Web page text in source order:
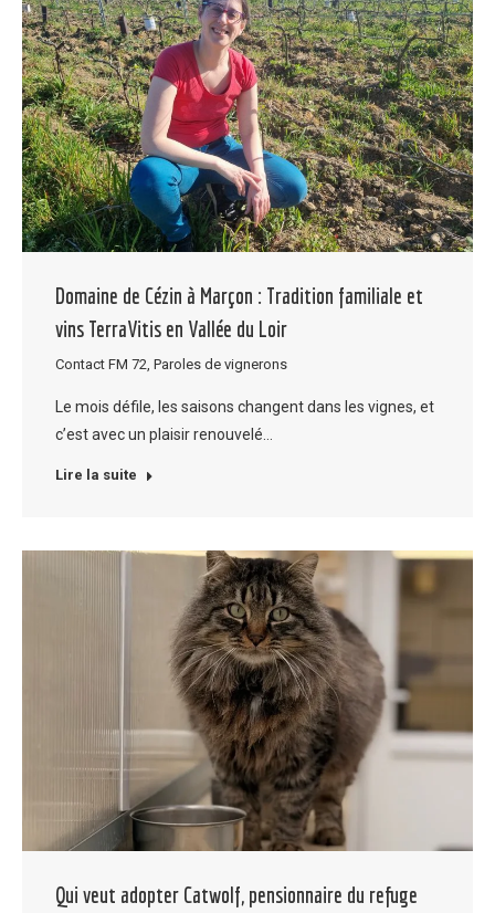
Domaine de Cézin à Marçon : Tradition familiale et
vins TerraVitis en Vallée du Loir
Contact FM 72 Paroles de vignerons
Le mois défile, les saisons changent dans les vignes, et
c’est avec un plaisir renouvelé…
Lire la suite
Qui veut adopter Catwolf, pensionnaire du refuge